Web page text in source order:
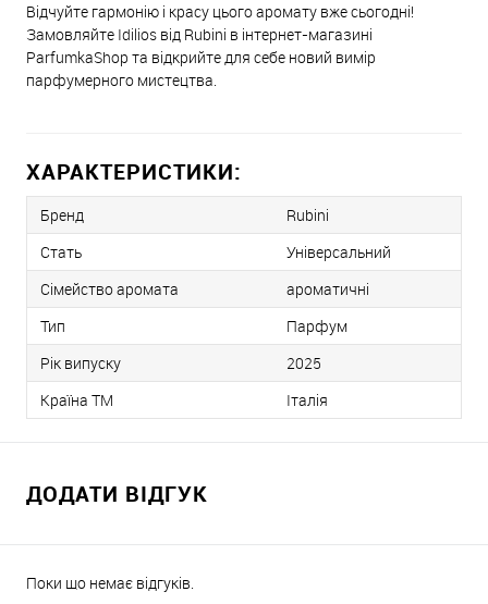
Відчуйте гармонію і красу цього аромату вже сьогодні!
Замовляйте Idilios від Rubini в інтернет-магазині
ParfumkaShop та відкрийте для себе новий вимір
парфумерного мистецтва.
ХАРАКТЕРИСТИКИ:
Бренд
Rubini
Стать
Універсальний
Сімейство аромата
ароматичні
Тип
Парфум
Рік випуску
2025
Країна ТМ
Італія
ДОДАТИ ВІДГУК
Поки що немає відгуків.